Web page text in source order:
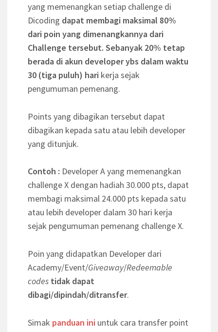
yang memenangkan setiap challenge di
Dicoding dapat membagi maksimal 80%
dari poin yang dimenangkannya dari
Challenge tersebut. Sebanyak 20% tetap
berada di akun developer ybs dalam waktu
30 (tiga puluh) hari kerja sejak
pengumuman pemenang.
Points yang dibagikan tersebut dapat
dibagikan kepada satu atau lebih developer
yang ditunjuk.
Contoh : Developer A yang memenangkan
challenge X dengan hadiah 30.000 pts, dapat
membagi maksimal 24.000 pts kepada satu
atau lebih developer dalam 30 hari kerja
sejak pengumuman pemenang challenge X.
Poin yang didapatkan Developer dari
Academy/Event/Giveaway/Redeemable
codes tidak dapat
dibagi/dipindah/ditransfer.
Simak panduan ini untuk cara transfer point